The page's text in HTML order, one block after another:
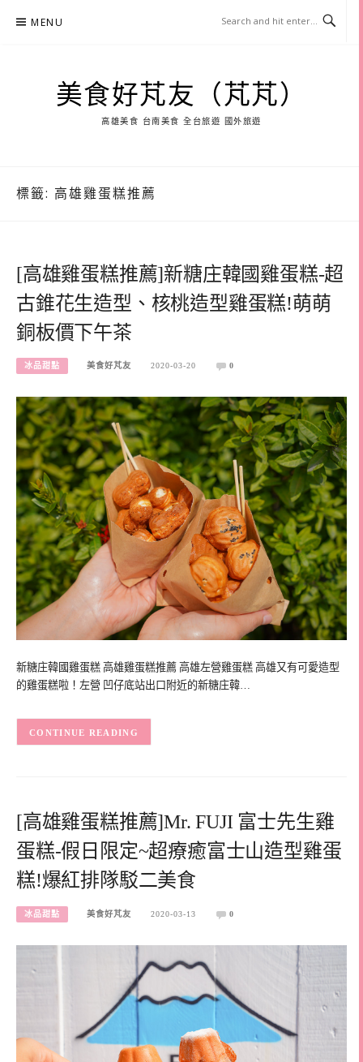
MENU
美食好芃友（芃芃）
高雄美食 台南美食 全台旅遊 國外旅遊
標籤: 高雄雞蛋糕推薦
[高雄雞蛋糕推薦]新糖庄韓國雞蛋糕-超
古錐花生造型、核桃造型雞蛋糕!萌萌
銅板價下午茶
冰品甜點 美食好芃友 2020-03-20 0
新糖庄韓國雞蛋糕 高雄雞蛋糕推薦 高雄左營雞蛋糕 高雄又有可愛造型
的雞蛋糕啦！左營 凹仔底站出口附近的新糖庄韓…
CONTINUE READING
[高雄雞蛋糕推薦]Mr. FUJI 富士先生雞
蛋糕-假日限定~超療癒富士山造型雞蛋
糕!爆紅排隊駁二美食
冰品甜點 美食好芃友 2020-03-13 0